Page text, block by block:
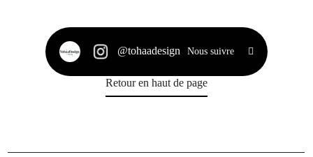
@tohaadesign Nous suivre
Retour en haut de page